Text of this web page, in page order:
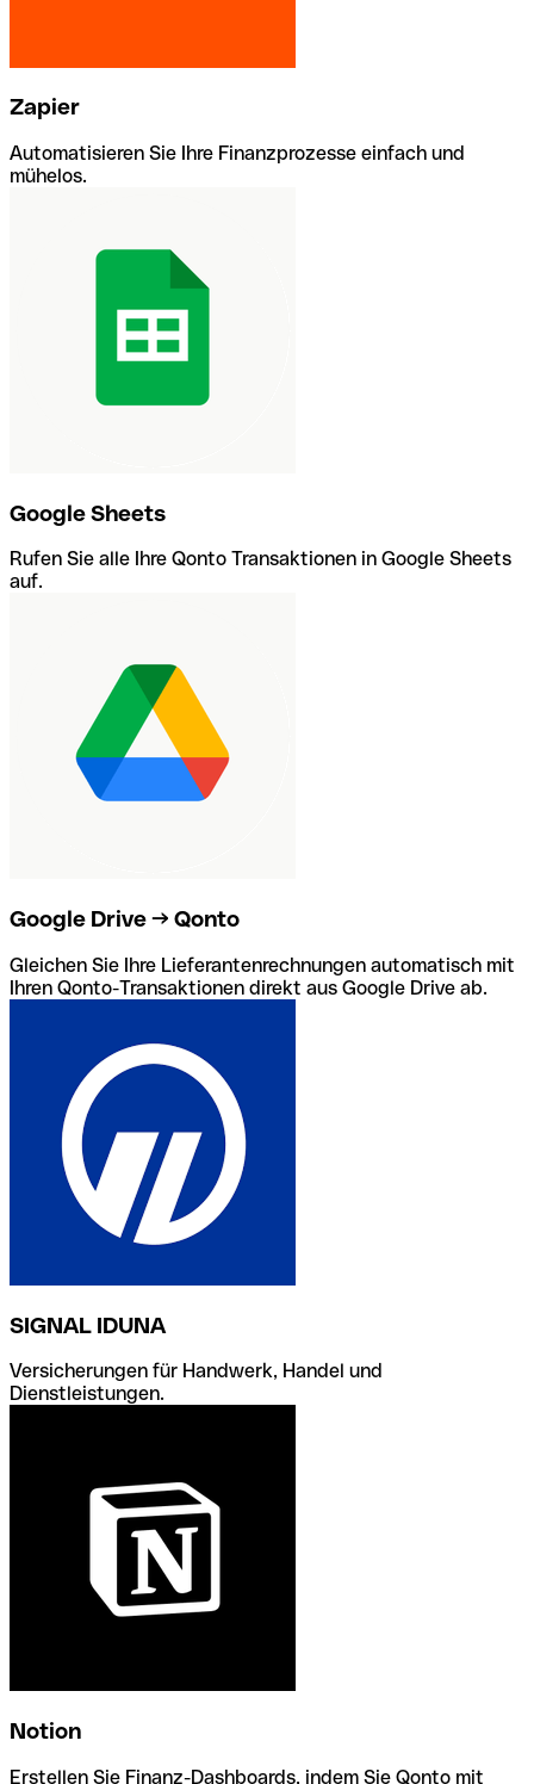
Zapier
Automatisieren Sie Ihre Finanzprozesse einfach und
mühelos.
Google Sheets
Rufen Sie alle Ihre Qonto Transaktionen in Google Sheets
auf.
Google Drive → Qonto
Gleichen Sie Ihre Lieferantenrechnungen automatisch mit
Ihren Qonto-Transaktionen direkt aus Google Drive ab.
SIGNAL IDUNA
Versicherungen für Handwerk, Handel und
Dienstleistungen.
Notion
Erstellen Sie Finanz-Dashboards, indem Sie Qonto mit